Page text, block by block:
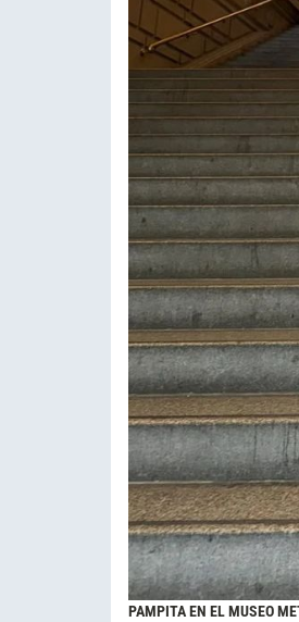
PAMPITA EN EL MUSEO